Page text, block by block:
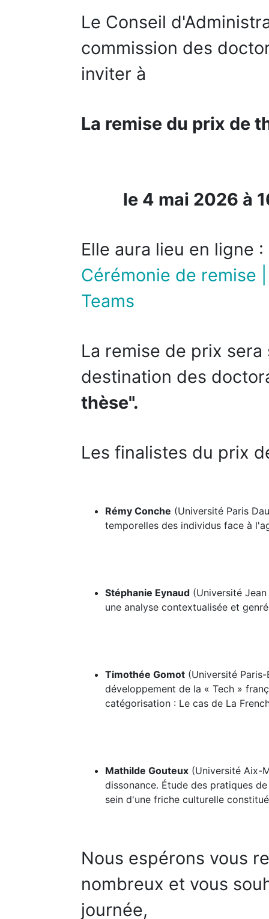
Le Conseil
commission des
inviter à
La remise du prix de
le 4 mai 2026 à
Elle aura lieu en ligne :
Cérémonie de remise
Teams
La remise de prix
destination des
thèse".
Les finalistes du prix
Rémy Conche (Université Paris
temporelles des individus face à
Stéphanie Eynaud (Université
une analyse contextualisée et
Timothée Gomot (Université
développement de la « Tech »
catégorisation : Le cas de La
Mathilde Gouteux (Université Aix-
dissonance. Étude des pratiques
sein d'une friche culturelle
Nous espérons vous
nombreux et vous
journée,